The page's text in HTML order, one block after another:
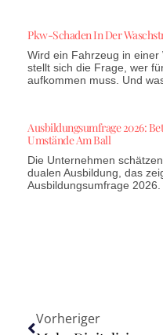
Pkw-Schaden In Der
Wird ein Fahrzeug in
stellt sich die Frage, wer
aufkommen muss. Und
Ausbildungsumfrage 2026:
Umstände Am Ball
Die Unternehmen
dualen Ausbildung, das
Ausbildungsumfrage 2026.
Vorheriger